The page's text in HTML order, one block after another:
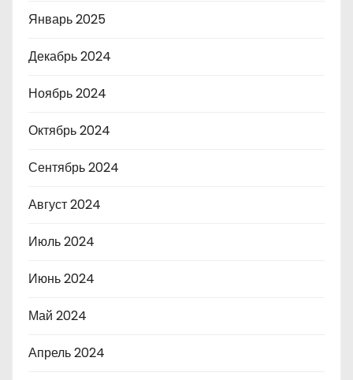
Январь 2025
Декабрь 2024
Ноябрь 2024
Октябрь 2024
Сентябрь 2024
Август 2024
Июль 2024
Июнь 2024
Май 2024
Апрель 2024